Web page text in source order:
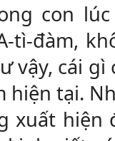
con
tì-đàm,
vậy, cái gì
tại.
xuất hiện